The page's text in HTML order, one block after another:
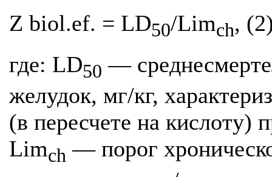
Z biol.ef. = LD50/Limch,
где: LD50 —
желудок, мг/кг,
(в пересчете на кислоту)
Limch — порог